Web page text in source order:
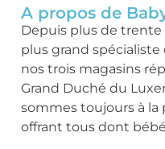
A propos de
Depuis plus de trente
plus grand
nos trois magasins
Grand Duché du
sommes toujours à
offrant tous dont